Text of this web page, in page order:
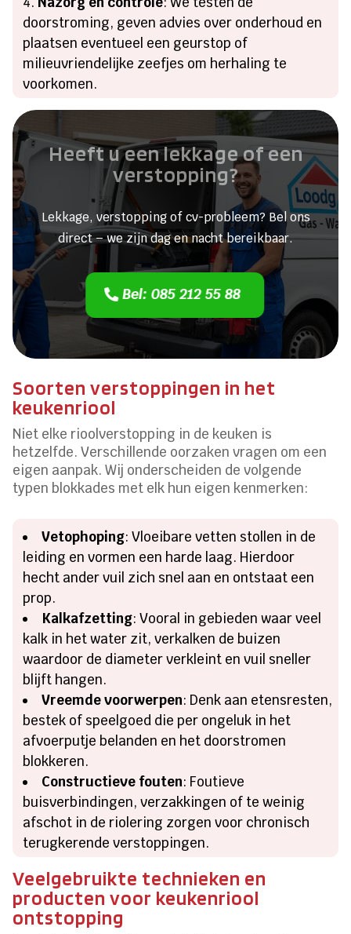
doorstroming, geven advies over onderhoud en
plaatsen eventueel een geurstop of
milieuvriendelijke zeefjes om herhaling te
voorkomen.
Heeft u een lekkage of een
verstopping?
Lekkage, verstopping of cv-probleem? Bel ons
direct – we zijn dag en nacht bereikbaar.
Bel: 085 212 55 88
Soorten verstoppingen in het
keukenriool
Niet elke rioolverstopping in de keuken is
hetzelfde. Verschillende oorzaken vragen om een
eigen aanpak. Wij onderscheiden de volgende
typen blokkades met elk hun eigen kenmerken:
Vetophoping: Vloeibare vetten stollen in de
leiding en vormen een harde laag. Hierdoor
hecht ander vuil zich snel aan en ontstaat een
prop.
Kalkafzetting: Vooral in gebieden waar veel
kalk in het water zit, verkalken de buizen
waardoor de diameter verkleint en vuil sneller
blijft hangen.
Vreemde voorwerpen: Denk aan etensresten,
bestek of speelgoed die per ongeluk in het
afvoerputje belanden en het doorstromen
blokkeren.
Constructieve fouten: Foutieve
buisverbindingen, verzakkingen of te weinig
afschot in de riolering zorgen voor chronisch
terugkerende verstoppingen.
Veelgebruikte technieken en
producten voor keukenriool
ontstopping